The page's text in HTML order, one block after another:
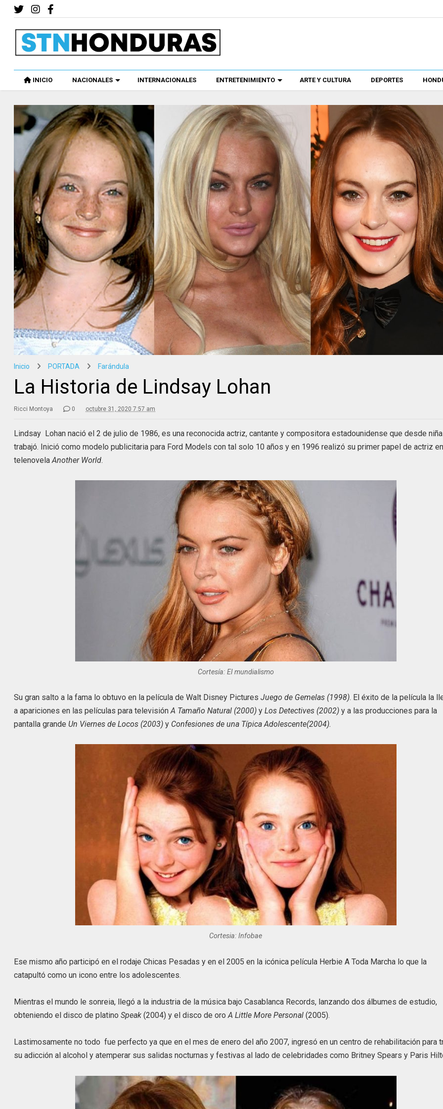
INICIO NACIONALES INTERNACIONALES ENTRETENIMIENTO ARTE Y CULTURA DEPORTES
Inicio PORTADA Farándula
La Historia de Lindsay Lohan
Ricci Montoya 0 octubre 31, 2020 7:57 am
Lindsay Lohan nació el 2 de julio de 1986, es una reconocida actriz, cantante y compositora estadounidense que desde niña
trabajó. Inició como modelo publicitaria para Ford Models con tal solo 10 años y en 1996 realizó su primer papel de actriz
telenovelaAnother World.
Cortesía: El mundialismo
Su gran salto a la fama lo obtuvo en la película de Walt Disney PicturesJuego de Gemelas (1998). El éxito de la película la
a apariciones en las películas para televisiónA Tamaño Natural (2000) y Los Detectives (2002) y a las producciones para la
pantalla grande Un Viernes de Locos (2003) y Confesiones de una Típica Adolescente(2004).
Cortesia: Infobae
Ese mismo año participó en el rodaje Chicas Pesadas y en el 2005 en la icónica película Herbie A Toda Marcha lo que la
catapultó como un icono entre los adolescentes.
Mientras el mundo le sonreia, llegó a la industria de la música bajo Casablanca Records, lanzando dos álbumes de estudio,
obteniendo el disco de platinoSpeak (2004) y el disco de oroA Little More Personal(2005).
Lastimosamente no todo fue perfecto ya que en el mes de enero del año 2007, ingresó en un centro de rehabilitación para
su adicción al alcohol y atemperar sus salidas nocturnas y festivas al lado de celebridades como Britney Spears y Paris